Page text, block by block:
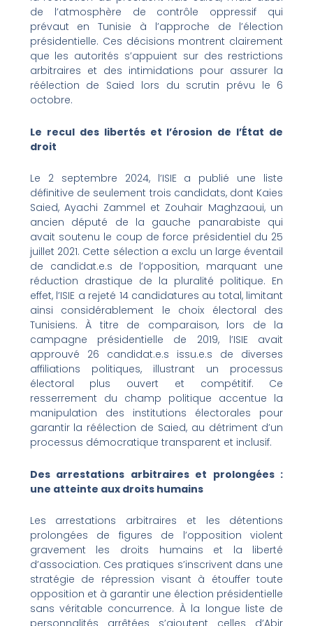
de l’atmosphère de contrôle oppressif qui
prévaut en Tunisie à l’approche de l’élection
présidentielle. Ces décisions montrent clairement
que les autorités s’appuient sur des restrictions
arbitraires et des intimidations pour assurer la
réélection de Saied lors du scrutin prévu le 6
octobre.
Le recul des libertés et l’érosion de l’État de
droit
Le 2 septembre 2024, l’ISIE a publié une liste
définitive de seulement trois candidats, dont Kaies
Saied, Ayachi Zammel et Zouhair Maghzaoui, un
ancien député de la gauche panarabiste qui
avait soutenu le coup de force présidentiel du 25
juillet 2021. Cette sélection a exclu un large éventail
de candidat.e.s de l’opposition, marquant une
réduction drastique de la pluralité politique. En
effet, l’ISIE a rejeté 14 candidatures au total, limitant
ainsi considérablement le choix électoral des
Tunisiens. À titre de comparaison, lors de la
campagne présidentielle de 2019, l’ISIE avait
approuvé 26 candidat.e.s issu.e.s de diverses
affiliations politiques, illustrant un processus
électoral plus ouvert et compétitif. Ce
resserrement du champ politique accentue la
manipulation des institutions électorales pour
garantir la réélection de Saied, au détriment d’un
processus démocratique transparent et inclusif.
Des arrestations arbitraires et prolongées :
une atteinte aux droits humains
Les arrestations arbitraires et les détentions
prolongées de figures de l’opposition violent
gravement les droits humains et la liberté
d’association. Ces pratiques s’inscrivent dans une
stratégie de répression visant à étouffer toute
opposition et à garantir une élection présidentielle
sans véritable concurrence. À la longue liste de